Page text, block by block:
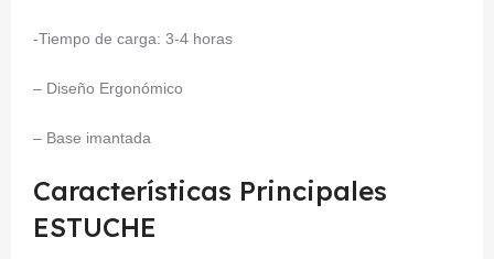
-Tiempo de carga: 3-4 horas
– Diseño Ergonómico
– Base imantada
Características Principales
ESTUCHE